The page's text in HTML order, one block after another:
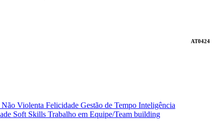
AT0424
Violenta Felicidade Gestão de Tempo Inteligência
Soft Skills Trabalho em Equipe/Team building